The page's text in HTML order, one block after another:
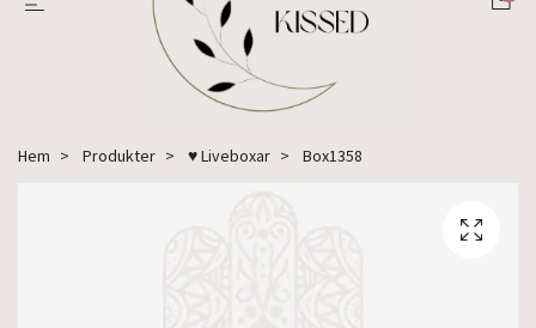
Hem Produkter ♥ Liveboxar Box1358